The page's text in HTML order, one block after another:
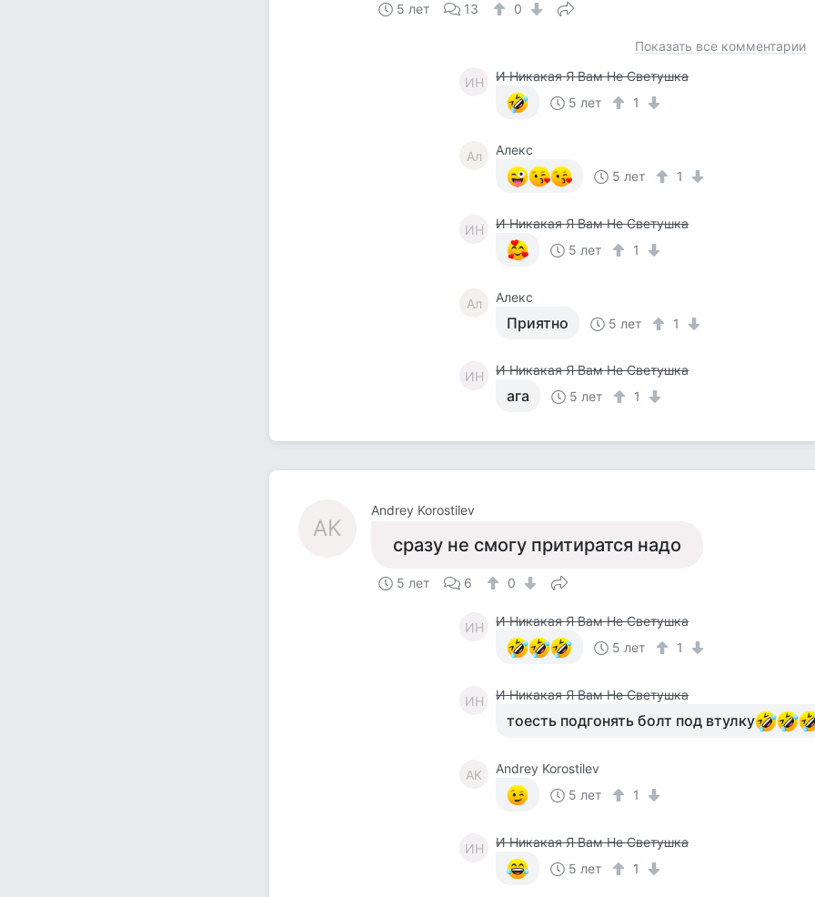
5 лет 13 0
Показать все комментарии
ИН
И Никакая Я Вам Не Светушка
5 лет
1
Ал
Алекс
5 лет
1
ИН
И Никакая Я Вам Не Светушка
5 лет
1
Ал Алекс
Приятно 5 лет 1
ИН И Никакая Я Вам Не Светушка
ага 5 лет 1
AK
Andrey Korostilev
сразу не смогу притиратся надо
5 лет 6 0
ИН
И Никакая Я Вам Не Светушка
5 лет
1
ИН И Никакая Я Вам Не Светушка
тоесть подгонять болт под втулку
AK
Andrey Korostilev
5 лет
1
ИН
И Никакая Я Вам Не Светушка
5 лет
1